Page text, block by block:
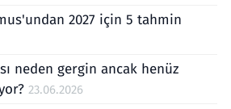
2027 için 5 tahmin
neden gergin ancak henüz
23.06.2026